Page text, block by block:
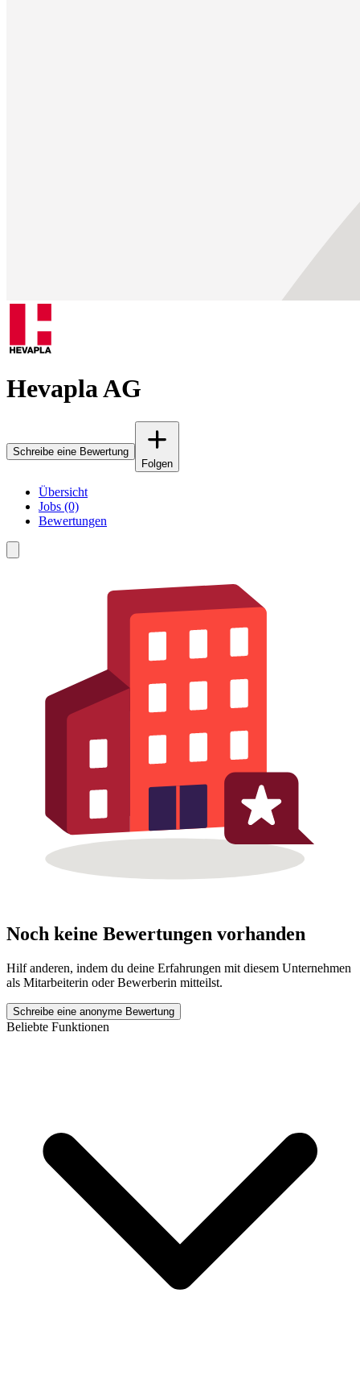
Hevapla AG
Schreibe eine Bewertung
Folgen
Übersicht
Jobs (0)
Bewertungen
Noch keine Bewertungen vorhanden
Hilf anderen, indem du deine Erfahrungen mit diesem Unternehmen
als Mitarbeiterin oder Bewerberin mitteilst.
Schreibe eine anonyme Bewertung
Beliebte Funktionen